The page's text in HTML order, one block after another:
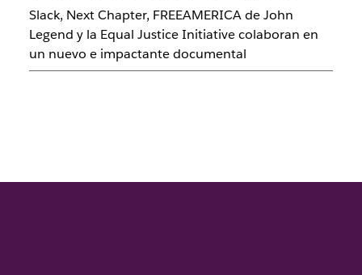
Slack, Next Chapter, FREEAMERICA de John
Legend y la Equal Justice Initiative colaboran en
un nuevo e impactante documental